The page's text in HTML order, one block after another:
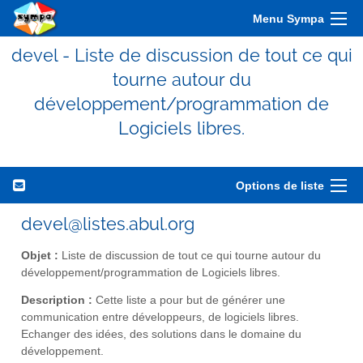
Menu Sympa
devel - Liste de discussion de tout ce qui
tourne autour du
développement/programmation de
Logiciels libres.
Options de liste
devel@listes.abul.org
Objet : Liste de discussion de tout ce qui tourne autour du
développement/programmation de Logiciels libres.
Description : Cette liste a pour but de générer une
communication entre développeurs, de logiciels libres.
Echanger des idées, des solutions dans le domaine du
développement.